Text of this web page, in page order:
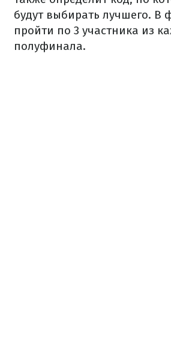
будут выбирать лучшего. В
пройти по 3 участника из
полуфинала.